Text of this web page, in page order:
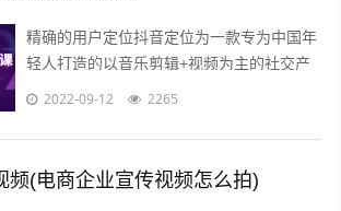
精确的用户定位抖音定位为一款专为中国年
轻人打造的以音乐剪辑+视频为主的社交产
品，迎合年轻群体碎片化的观看需求，满足
2022-09-12 2265
频(电商企业宣传视频怎么拍)